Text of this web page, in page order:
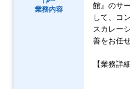
業務内容
館』のサ
して、コ
スカレー
善をお任
【業務詳